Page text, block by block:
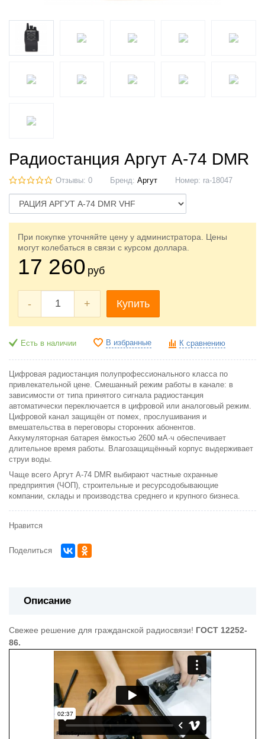
Радиостанция Аргут А-74 DMR
Отзывы: 0 Бренд: Аргут Номер: ra-18047
При покупке уточняйте цену у администратора. Цены
могут колебаться в связи с курсом доллара.
17 260 руб
- + Купить
Есть в наличии В избранные К сравнению
Цифровая радиостанция полупрофессионального класса по
привлекательной цене. Смешанный режим работы в канале: в
зависимости от типа принятого сигнала радиостанция
автоматически переключается в цифровой или аналоговый режим.
Цифровой канал защищён от помех, прослушивания и
вмешательства в переговоры сторонних абонентов.
Аккумуляторная батарея ёмкостью 2600 мА·ч обеспечивает
длительное время работы. Влагозащищённый корпус выдерживает
струи воды.
Чаще всего Аргут А-74 DMR выбирают частные охранные
предприятия (ЧОП), строительные и ресурсодобывающие
компании, склады и производства среднего и крупного бизнеса.
Нравится
Поделиться
Описание
Свежее решение для гражданской радиосвязи! ГОСТ 12252-
86.